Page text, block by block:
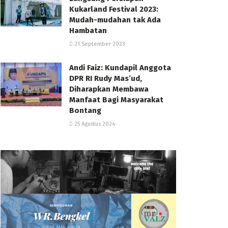
Kukarland Festival 2023:
Mudah-mudahan tak Ada
Hambatan
21 September 2023
Andi Faiz: Kundapil Anggota
DPR RI Rudy Mas’ud,
Diharapkan Membawa
Manfaat Bagi Masyarakat
Bontang
25 Agustus 2024